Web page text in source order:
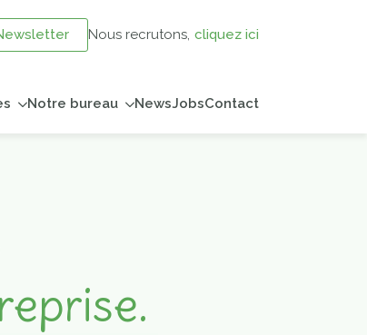
Nous recrutons, cliquez ici
Notre bureau NewsJobsContact